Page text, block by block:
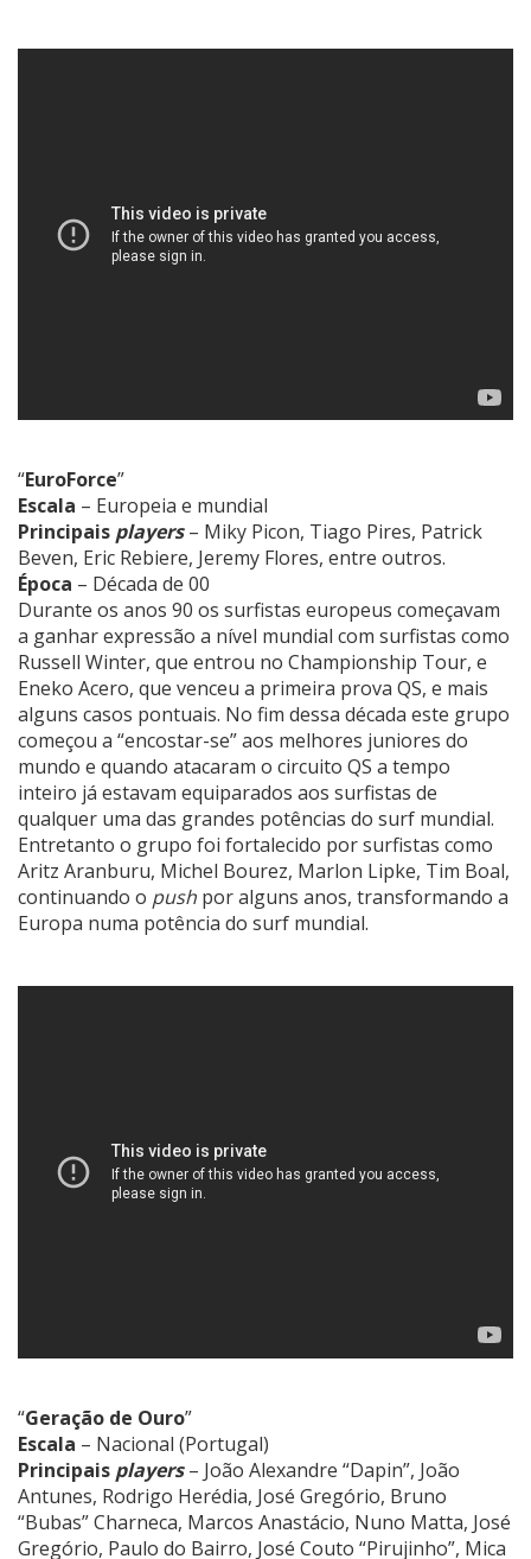
“EuroForce”
Escala – Europeia e mundial
Principais players– Miky Picon, Tiago Pires, Patrick
Beven, Eric Rebiere, Jeremy Flores, entre outros.
Época – Década de 00
Durante os anos 90 os surfistas europeus começavam
a ganhar expressão a nível mundial com surfistas como
Russell Winter, que entrou no Championship Tour, e
Eneko Acero, que venceu a primeira prova QS, e mais
alguns casos pontuais. No fim dessa década este grupo
começou a “encostar-se” aos melhores juniores do
mundo e quando atacaram o circuito QS a tempo
inteiro já estavam equiparados aos surfistas de
qualquer uma das grandes potências do surf mundial.
Entretanto o grupo foi fortalecido por surfistas como
Aritz Aranburu, Michel Bourez, Marlon Lipke, Tim Boal,
continuando o push por alguns anos, transformando a
Europa numa potência do surf mundial.
“Geração de Ouro”
Escala – Nacional (Portugal)
Principais players– João Alexandre “Dapin”, João
Antunes, Rodrigo Herédia, José Gregório, Bruno
“Bubas” Charneca, Marcos Anastácio, Nuno Matta, José
Gregório, Paulo do Bairro, José Couto “Pirujinho”, Mica